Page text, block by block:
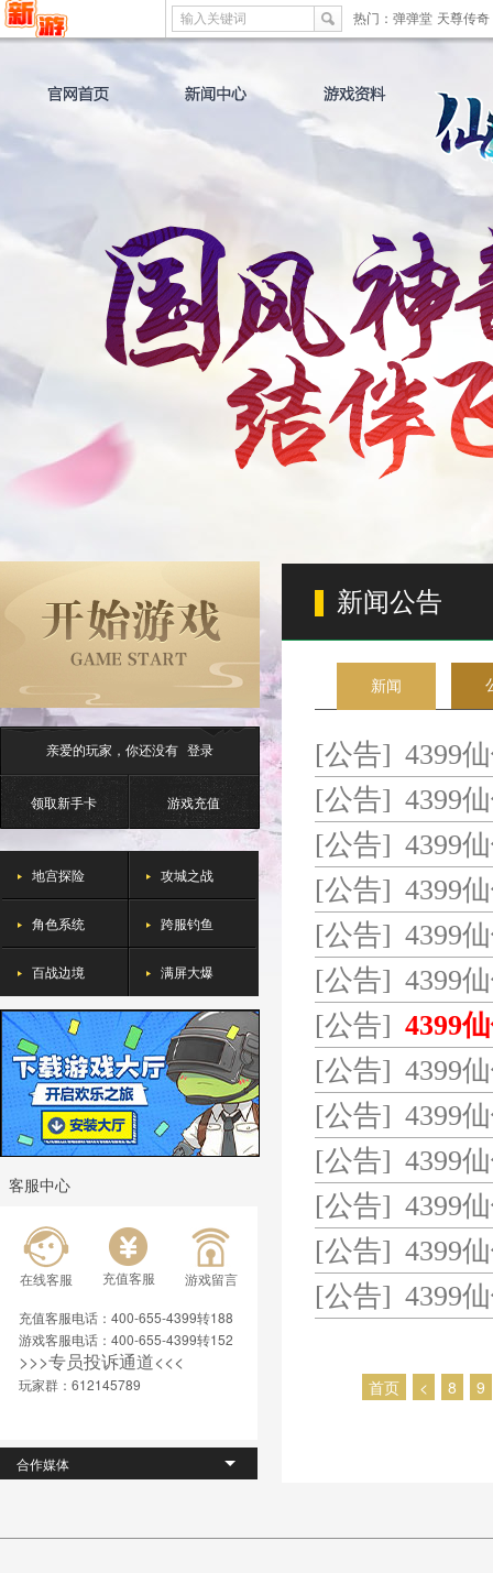
输入关键词 热门： 弹弹堂 天尊传奇
亲爱的玩家，你还没有 登录
领取新手卡 游戏充值
地宫探险 攻城之战
角色系统 跨服钓鱼
百战边境 满屏大爆
客服中心
在线客服 充值客服 游戏留言
充值客服电话：400-655-4399转188
游戏客服电话：400-655-4399转152
>>>专员投诉通道<<<
玩家群：612145789
合作媒体
新闻公告
新闻
[公告] 4399
[公告] 4399
[公告] 4399
[公告] 4399
[公告] 4399
[公告] 4399
[公告] 4399
[公告] 4399
[公告] 4399
[公告] 4399
[公告] 4399
[公告] 4399
[公告] 4399
首页 < 8 9